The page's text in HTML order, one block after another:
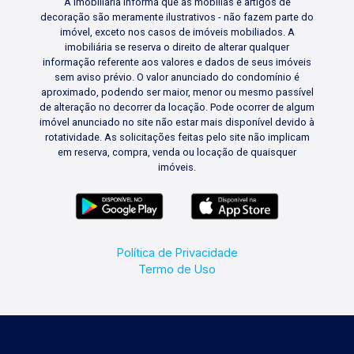
decoração são meramente ilustrativos - não fazem parte do
imóvel, exceto nos casos de imóveis mobiliados. A
imobiliária se reserva o direito de alterar qualquer
informação referente aos valores e dados de seus imóveis
sem aviso prévio. O valor anunciado do condomínio é
aproximado, podendo ser maior, menor ou mesmo passível
de alteração no decorrer da locação. Pode ocorrer de algum
imóvel anunciado no site não estar mais disponível devido à
rotatividade. As solicitações feitas pelo site não implicam
em reserva, compra, venda ou locação de quaisquer
imóveis.
Política de Privacidade
Termo de Uso